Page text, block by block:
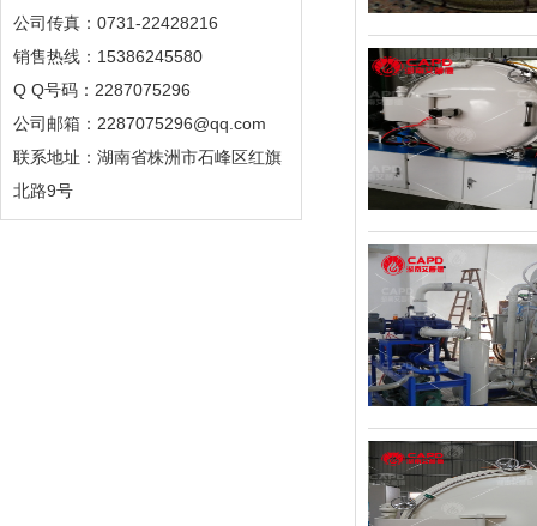
公司传真：0731-22428216
销售热线：15386245580
Q Q号码：2287075296
公司邮箱：2287075296@qq.com
联系地址：湖南省株洲市石峰区红旗
北路9号